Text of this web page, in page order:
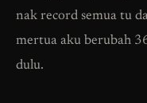
nak record semua tu
mertua aku berubah
dulu.